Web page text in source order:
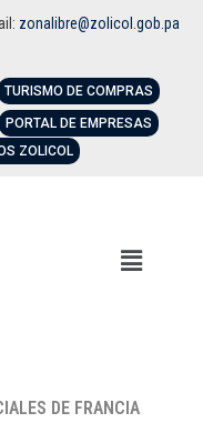
zonalibre@zolicol.gob.pa
TURISMO DE COMPRAS
PORTAL DE EMPRESAS
ZOLICOL
DE FRANCIA